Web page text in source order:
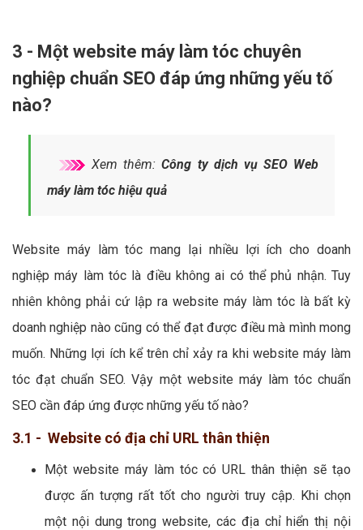
3 - Một website máy làm tóc chuyên
nghiệp chuẩn SEO đáp ứng những yếu tố
nào?
Xem thêm:Công ty dịch vụ SEO Web
máy làm tóc hiệu quả
Website máy làm tóc mang lại nhiều lợi ích cho doanh
nghiệp máy làm tóc là điều không ai có thể phủ nhận. Tuy
nhiên không phải cứ lập ra website máy làm tóc là bất kỳ
doanh nghiệp nào cũng có thể đạt được điều mà mình mong
muốn. Những lợi ích kể trên chỉ xảy ra khi website máy làm
tóc đạt chuẩn SEO. Vậy một website máy làm tóc chuẩn
SEO cần đáp ứng được những yếu tố nào?
3.1 - Website có địa chỉ URL thân thiện
Một website máy làm tóc có URL thân thiện sẽ tạo
được ấn tượng rất tốt cho người truy cập. Khi chọn
một nội dung trong website, các địa chỉ hiển thị nội